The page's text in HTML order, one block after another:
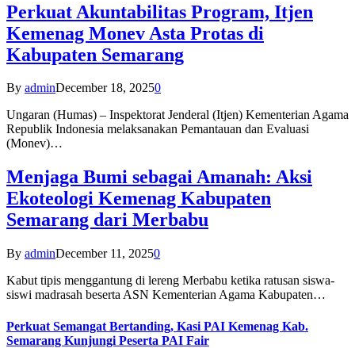
Perkuat Akuntabilitas Program, Itjen
Kemenag Monev Asta Protas di
Kabupaten Semarang
By adminDecember 18, 20250
Ungaran (Humas) – Inspektorat Jenderal (Itjen) Kementerian Agama
Republik Indonesia melaksanakan Pemantauan dan Evaluasi
(Monev)…
Menjaga Bumi sebagai Amanah: Aksi
Ekoteologi Kemenag Kabupaten
Semarang dari Merbabu
By adminDecember 11, 20250
Kabut tipis menggantung di lereng Merbabu ketika ratusan siswa-
siswi madrasah beserta ASN Kementerian Agama Kabupaten…
Perkuat Semangat Bertanding, Kasi PAI Kemenag Kab.
Semarang Kunjungi Peserta PAI Fair